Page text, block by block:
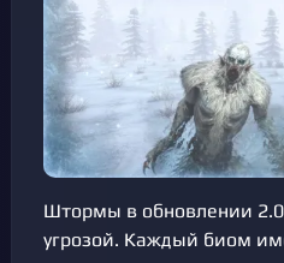
Штормы в обновлении 2.0
угрозой. Каждый биом